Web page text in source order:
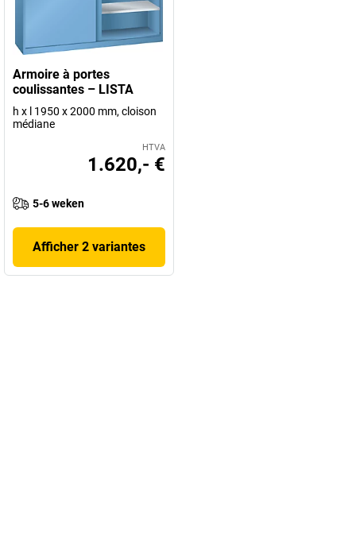
Armoire à portes
coulissantes – LISTA
h x l 1950 x 2000 mm, cloison
médiane
HTVA
1.620,- €
5-6 weken
Afficher 2 variantes